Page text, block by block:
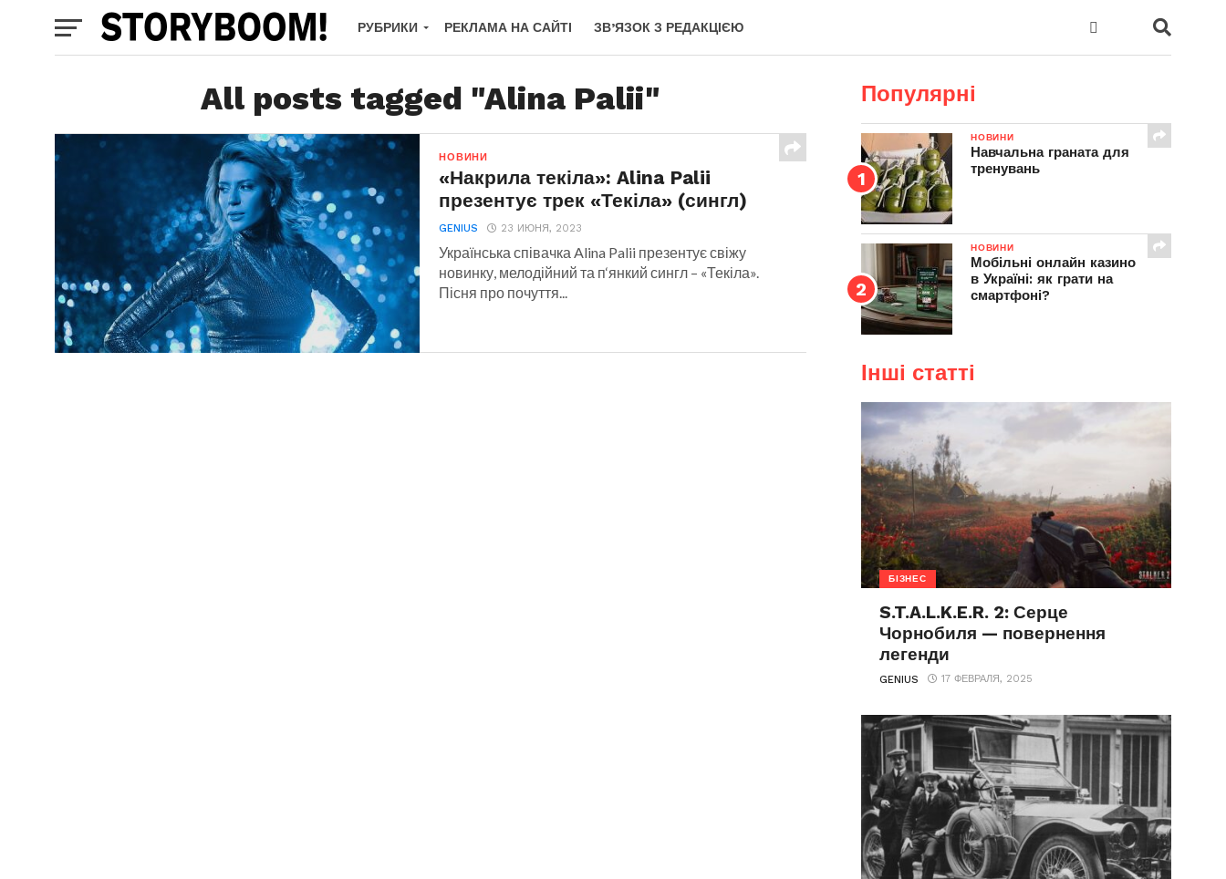
РУБРИКИ РЕКЛАМА НА САЙТІ ЗВ’ЯЗОК З РЕДАКЦІЄЮ
All posts tagged "Alina Palii"
НОВИНИ
«Накрила текіла»: Alina Palii
презентує трек «Текіла» (сингл)
GENIUS 23 ИЮНЯ, 2023
Українська співачка Alina Palii презентує свіжу
новинку, мелодійний та п‘янкий сингл – «Текіла».
Пісня про почуття...
Популярні
НОВИНИ
Навчальна граната для
тренувань
НОВИНИ
Мобільні онлайн казино
в Україні: як грати на
смартфоні?
Інші статті
БІЗНЕС
S.T.A.L.K.E.R. 2: Серце
Чорнобиля — повернення
легенди
GENIUS 17 ФЕВРАЛЯ, 2025